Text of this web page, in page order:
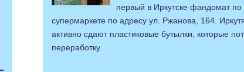
первый в Иркутске фандомат по
супермаркете по адресу ул. Ржанова, 164.
активно сдают пластиковые бутылки, которые
переработку.